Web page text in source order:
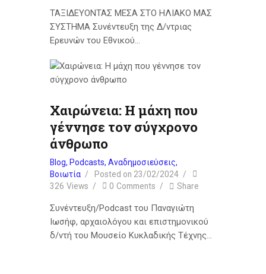
ΤΑΞΙΔΕΥΟΝΤΑΣ ΜΕΣΑ ΣΤΟ ΗΛΙΑΚΟ ΜΑΣ
ΣΥΣΤΗΜΑ Συνέντευξη της Δ/ντριας
Ερευνών του Εθνικού…
Χαιρώνεια: Η μάχη που
γέννησε τον σύγχρονο
άνθρωπο
Blog, Podcasts, Αναδημοσιεύσεις,
Βοιωτία
Posted on 23/02/2024
326 Views 0 Comments Share
Συνέντευξη/Podcast του Παναγιώτη
Ιωσήφ, αρχαιολόγου και επιστημονικού
δ/ντή του Μουσείο Κυκλαδικής Τέχνης…